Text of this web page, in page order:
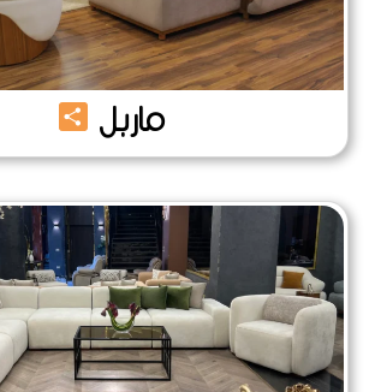
ماربل Share